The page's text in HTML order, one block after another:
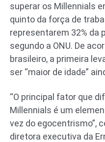
superar os Millennials
quinto da força de
representarem 32% da
segundo a ONU. De
brasileiro, a primeira
ser “maior de idade”
“O principal fator que
Millennials é um
vez do egocentrismo”,
diretora executiva da